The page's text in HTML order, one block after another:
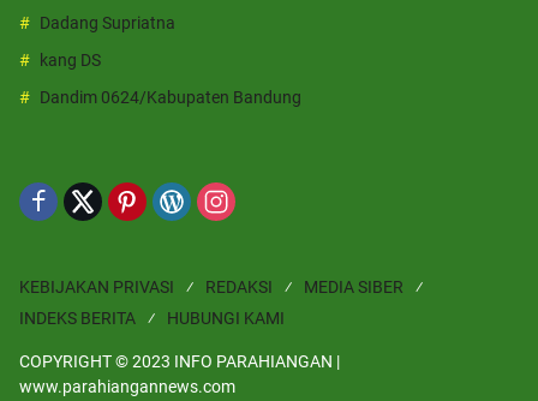
Dadang Supriatna
kang DS
Dandim 0624/Kabupaten Bandung
KEBIJAKAN PRIVASI REDAKSI
MEDIA SIBER
INDEKS BERITA
HUBUNGI KAMI
COPYRIGHT © 2023 INFO PARAHIANGAN |
www.parahiangannews.com